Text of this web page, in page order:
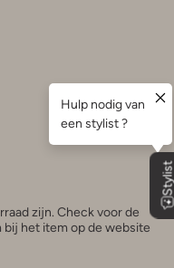
zijn. Check voor de
het item op de website